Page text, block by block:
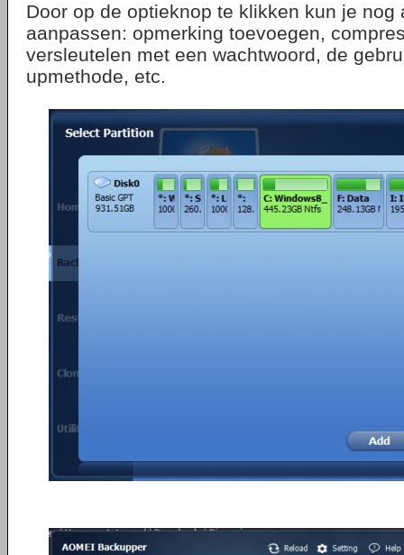
Door op de optieknop te klikken kun je nog
aanpassen: opmerking toevoegen,
versleutelen met een wachtwoord, de
upmethode, etc.